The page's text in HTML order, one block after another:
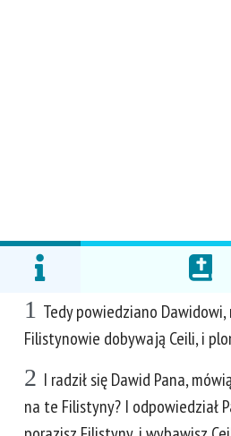
1 Tedy powiedziano Dawidowi,
Filistynowie dobywają Ceili, i
2 I radził się Dawid Pana,
na te Filistyny? I odpowiedział